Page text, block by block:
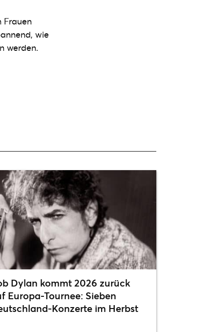
Frauen
wie
werden.
Dylan kommt 2026 zurück
Europa-Tournee: Sieben
Konzerte im Herbst